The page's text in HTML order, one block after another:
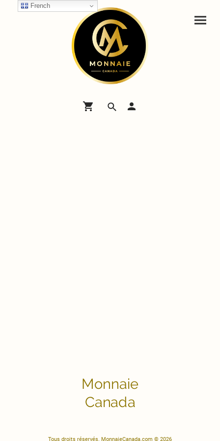
Monnaie
Canada
Tous droits réservés. MonnaieCanada.com © 2026
French